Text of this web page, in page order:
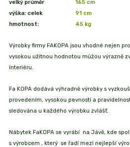
velký prúměr
165 cm
výška: celek
91 cm
hmotnost:
45 kg
Výrobky firmy FAKOPA jsou vhodné nejen
vysokou užitnou hodnotou můžou výrazně
interiéru.
Fa KOPA dodává výhradně výrobky s
provedením, vysokou pevností a
sledována u každého výrobku zvlášť.
Nábytek FaKOPA se vyrábí na Jávě, kde
s výrobcem , který se řadí mezi nejlepší